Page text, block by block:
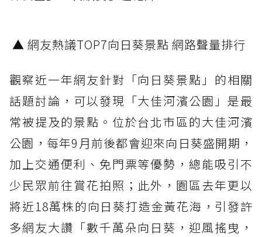
▲ 網友熱議TOP7向日葵景點 網路聲量排行
觀察近一年網友針對「向日葵景點」的相關
話題討論，可以發現「大佳河濱公園」是最
常被提及的景點。位於台北市區的大佳河濱
公園，每年9月前後都會迎來向日葵盛開期，
加上交通便利、免門票等優勢，總能吸引不
少民眾前往賞花拍照；此外，園區去年更以
將近18萬株的向日葵打造金黃花海，引發許
多網友大讚「數千萬朵向日葵，迎風搖曳，